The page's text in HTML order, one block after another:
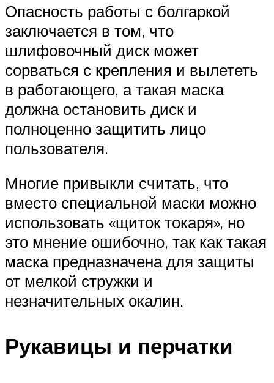
Опасность работы с болгаркой
заключается в том, что
шлифовочный диск может
сорваться с крепления и вылететь
в работающего, а такая маска
должна остановить диск и
полноценно защитить лицо
пользователя.
Многие привыкли считать, что
вместо специальной маски можно
использовать «щиток токаря», но
это мнение ошибочно, так как такая
маска предназначена для защиты
от мелкой стружки и
незначительных окалин.
Рукавицы и перчатки